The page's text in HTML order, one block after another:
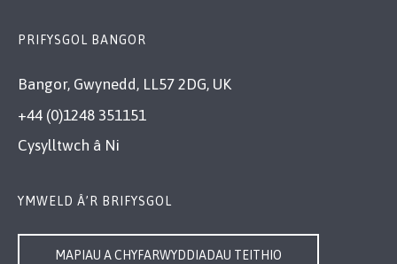
PRIFYSGOL BANGOR
Bangor, Gwynedd, LL57 2DG, UK
+44 (0)1248 351151
Cysylltwch â Ni
YMWELD Â’R BRIFYSGOL
MAPIAU A CHYFARWYDDIADAU TEITHIO